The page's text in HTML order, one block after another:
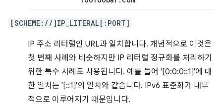
[SCHEME://]IP_LITERAL[:PORT]
IP 주소 리터럴인 URL과 일치합니다. 개념적으로 이것은
첫 번째 사례와 비슷하지만 IP 리터럴 정규화를 처리하기
위한 특수 사례로 사용됩니다. 예를 들어 '[0:0:0::1]'에 대
한 일치는 '[::1]'의 일치와 같습니다. IPv6 표준화가 내부
적으로 이루어지기 때문입니다.